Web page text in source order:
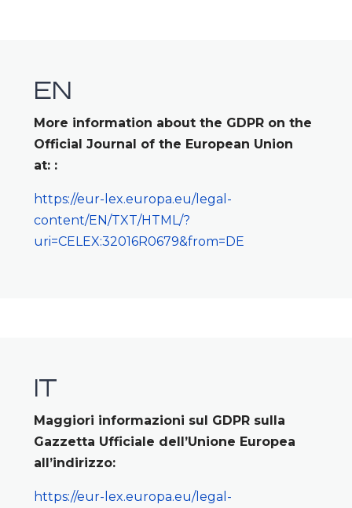
EN
More information about the GDPR on the
Official Journal of the European Union
at: :
https://eur-lex.europa.eu/legal-
content/EN/TXT/HTML/?
uri=CELEX:32016R0679&from=DE
IT
Maggiori informazioni sul GDPR sulla
Gazzetta Ufficiale dell’Unione Europea
all’indirizzo:
https://eur-lex.europa.eu/legal-